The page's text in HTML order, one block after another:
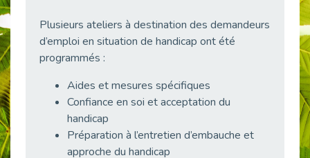
Publié le 29/04/2026
Optimiser son CV lorsqu’on est en situation de handicap
Publié le 29/04/2026
Publié le 27/04/2026
Mobilisation pour l’alternance et le handicap
Publié le 24/04/2026
Plusieurs ateliers à destination des demandeurs
d’emploi en situation de handicap ont été
programmés :
Aides et mesures spécifiques
Confiance en soi et acceptation du
handicap
Préparation à l’entretien d’embauche et
approche du handicap